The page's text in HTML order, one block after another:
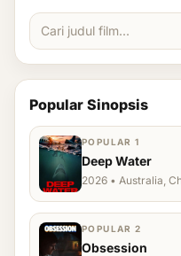
Popular Sinopsis
POPULAR 1
Deep Water
2026 • Australia,
POPULAR 2
Obsession